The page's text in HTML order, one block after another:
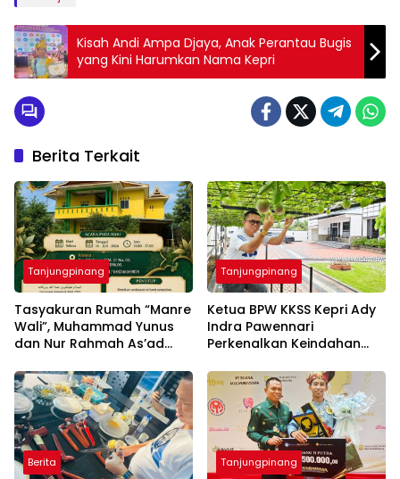
Kisah Andi Ampa Djaya, Anak Perantau Bugis
yang Kini Harumkan Nama Kepri
Berita Terkait
Tanjungpinang
Tasyakuran Rumah “Manre
Wali”, Muhammad Yunus
dan Nur Rahmah As’ad
Keluarga Besar KKSS Kepri
Hadiri Acara Syukuran
Tanjungpinang
Ketua BPW KKSS Kepri Ady
Indra Pawennari
Perkenalkan Keindahan
Hidup yang Menyejukkan
Berita Tanjungpinang